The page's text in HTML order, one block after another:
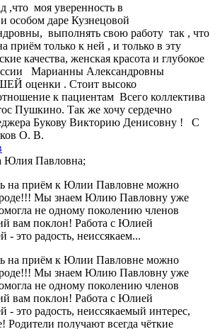
,что моя уверенность в
особом даре Кузнецовой
выполнять свою работу так , что
приём только к ней , и только в эту
качества, женская красота и глубокое
Марианны Александровны
оценки . Стоит высоко
к пациентам Всего коллектива
Пушкино. Так же хочу сердечно
Букову Викторию Денисовну ! С
О. В.
Юлия Павловна;
на приём к Юлии Павловне можно
Мы знаем Юлию Павловну уже
не одному поколению членов
вам поклон! Работа с Юлией
- это радость, неиссякаем...
на приём к Юлии Павловне можно
Мы знаем Юлию Павловну уже
не одному поколению членов
вам поклон! Работа с Юлией
- это радость, неиссякаемый интерес,
Родители получают всегда чёткие